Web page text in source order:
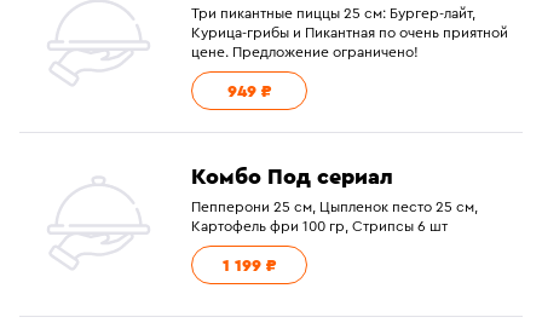
Три пикантные пиццы 25 см: Бургер-лайт,
Курица-грибы и Пикантная по очень приятной
цене. Предложение ограничено!
949 ₽
Комбо Под сериал
Пепперони 25 см, Цыпленок песто 25 см,
Картофель фри 100 гр, Стрипсы 6 шт
1 199 ₽